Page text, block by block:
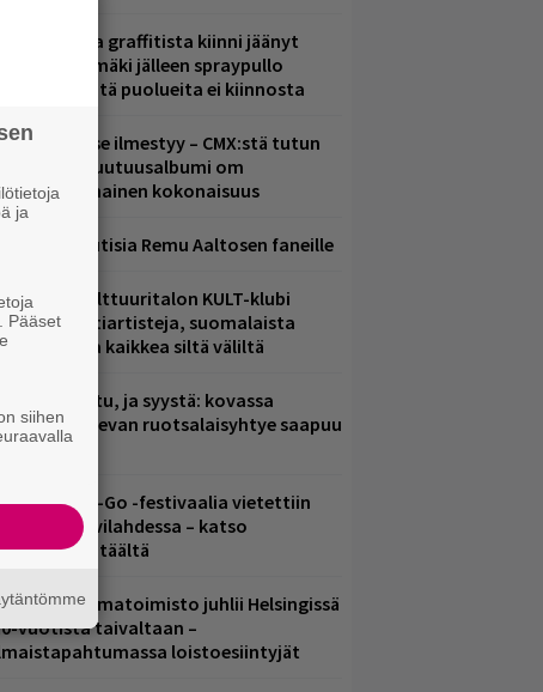
Laittomasta graffitista kiinni jäänyt
Paavo Arhinmäki jälleen spraypullo
kädessä – näitä puolueita ei kiinnosta
se ilmestyy – CMX:stä tutun
A.W. Yrjänän uutuusalbumi om
kokonaisuus
Mainioita uutisia Remu Aaltosen faneille
Kulttuuritalon KULT-klubi
kulttiartisteja, suomalaista
ja kaikkea siltä väliltä
Kent mainittu, ja syystä: kovassa
olevan ruotsalaisyhtye saapuu
Go-Go -festivaalia vietettiin
Helsingin Suvilahdessa – katso
täältä
ohjelmatoimisto juhlii Helsingissä
vuotista taivaltaan –
loistoesiintyjät
ja
Pääset
siihen